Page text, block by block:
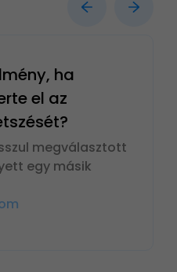
ha
el az
megválasztott
egy másik